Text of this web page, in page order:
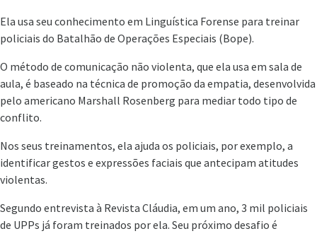
Ela usa seu conhecimento em Linguística Forense para treinar
policiais do Batalhão de Operações Especiais (Bope).
O método de comunicação não violenta, que ela usa em sala de
aula, é baseado na técnica de promoção da empatia, desenvolvida
pelo americano Marshall Rosenberg para mediar todo tipo de
conflito.
Nos seus treinamentos, ela ajuda os policiais, por exemplo, a
identificar gestos e expressões faciais que antecipam atitudes
violentas.
Segundo entrevista à Revista Cláudia, em um ano, 3 mil policiais
de UPPs já foram treinados por ela. Seu próximo desafio é